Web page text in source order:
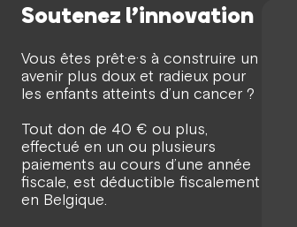
Soutenez l’innovation
Vous êtes prêt·e·s à construire un
avenir plus doux et radieux pour
les enfants atteints d’un cancer ?
Tout don de 40 € ou plus,
effectué en un ou plusieurs
paiements au cours d’une année
fiscale, est déductible fiscalement
en Belgique.